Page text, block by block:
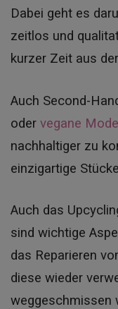
Dabei geht es
zeitlos und
kurzer Zeit aus
Auch Second-
oder vegane Mode
nachhaltiger zu
einzigartige
Auch das
sind wichtige
das Reparieren
diese wieder
weggeschmissen